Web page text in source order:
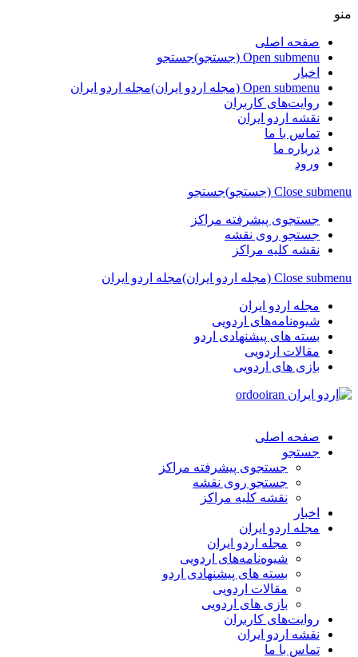
منو
صفحه اصلی
Open submenu (جستجو)
جستجو
اخبار
Open submenu (مجله اردو ایران)
مجله اردو ایران
روایت‌های کاربران
نقشه اردو ایران
تماس با ما
درباره ما
ورود
Close submenu (جستجو) جستجو
جستجوی پیشرفته مراکز
جستجو روی نقشه
نقشه کلیه مراکز
Close submenu (مجله اردو ایران) مجله اردو ایران
مجله اردو ایران
شیوه‌نامه‌های اردویی
بسته های پیشنهادی اردو
مقالات اردویی
بازی های اردویی
صفحه اصلی
جستجو
جستجوی پیشرفته مراکز
جستجو روی نقشه
نقشه کلیه مراکز
اخبار
مجله اردو ایران
مجله اردو ایران
شیوه‌نامه‌های اردویی
بسته های پیشنهادی اردو
مقالات اردویی
بازی های اردویی
روایت‌های کاربران
نقشه اردو ایران
تماس با ما